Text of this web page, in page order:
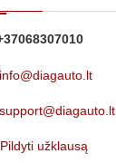
info@diagauto.lt
support@diagauto.lt
Pildyti užklausą